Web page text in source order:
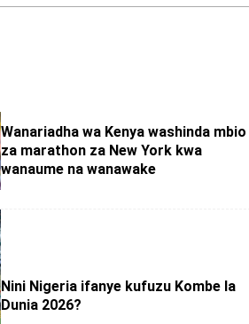
Wanariadha wa Kenya washinda mbio
za marathon za New York kwa
wanaume na wanawake
Nini Nigeria ifanye kufuzu Kombe la
Dunia 2026?